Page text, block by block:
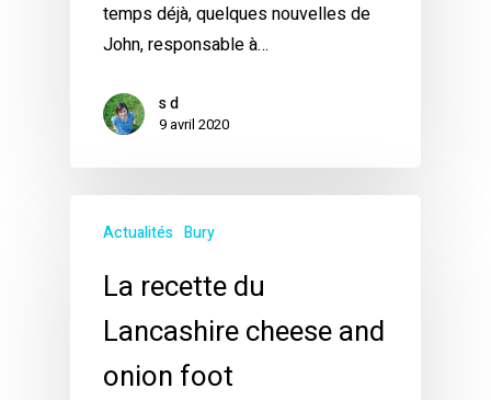
temps déjà, quelques nouvelles de
John, responsable à…
s d
9 avril 2020
Actualités Bury
La recette du
Lancashire cheese and
onion foot